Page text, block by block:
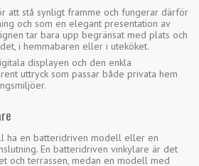
att stå synligt framme och fungerar därför
och som en elegant presentation av
tar bara upp begränsat med plats och
i hemmabaren eller i uteköket.
displayen och den enkla
uttryck som passar både privata hem
ha en batteridriven modell eller en
En batteridriven vinkylare är det
och terrassen, medan en modell med